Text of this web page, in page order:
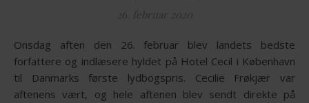
26. februar 2020
Onsdag aften den 26. februar blev landets bedste
forfattere og indlæsere hyldet på Hotel Cecil i København
til Danmarks første lydbogspris. Cecilie Frøkjær var
aftenens vært, og hele aftenen blev sendt direkte på